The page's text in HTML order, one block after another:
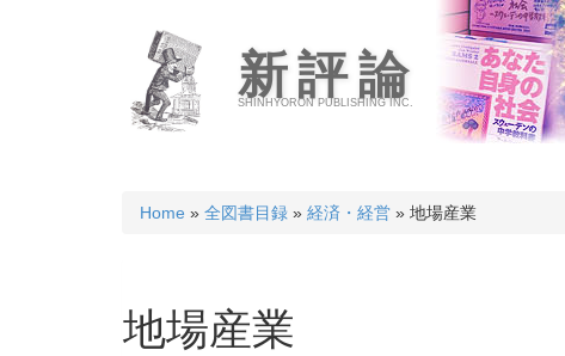
新評論
SHINHYORON PUBLISHING INC.
Home » 全図書目録 » 経済・経営 » 地場産業
地場産業